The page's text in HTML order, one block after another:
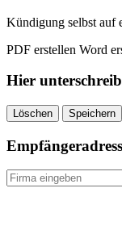
Kündigung selbst auf
PDF erstellen Word
Hier
Löschen Speichern